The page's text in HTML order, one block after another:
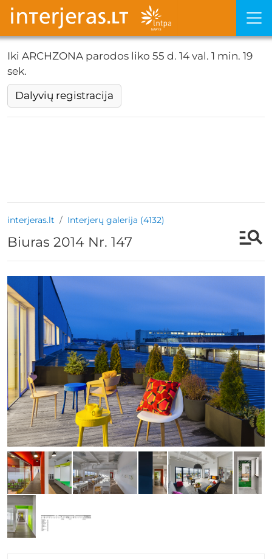
Iki ARCHZONA parodos liko 55 d. 14 val. 1 min. 18
sek.
Dalyvių registracija
interjeras.lt Interjerų galerija (4132)
Biuras 2014 Nr. 147